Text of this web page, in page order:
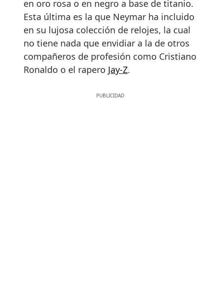
en oro rosa o en negro a base de titanio.
Esta última es la que Neymar ha incluido
en su lujosa colección de relojes, la cual
no tiene nada que envidiar a la de otros
compañeros de profesión como Cristiano
Ronaldo o el rapero Jay-Z.